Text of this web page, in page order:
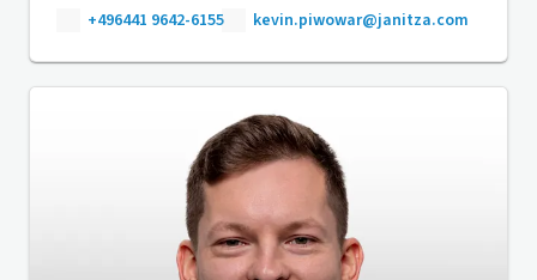
+496441 9642-6155 kevin.piwowar@janitza.com